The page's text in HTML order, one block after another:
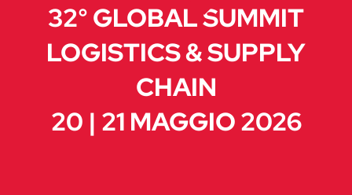
32° GLOBAL SUMMIT
LOGISTICS & SUPPLY
CHAIN
20 | 21 MAGGIO 2026